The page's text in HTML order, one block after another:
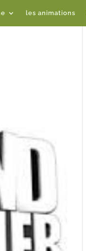
les animations